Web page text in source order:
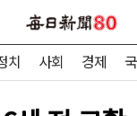
치 사회 경제